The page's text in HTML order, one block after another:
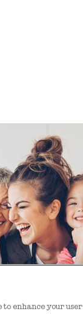
to enhance your user